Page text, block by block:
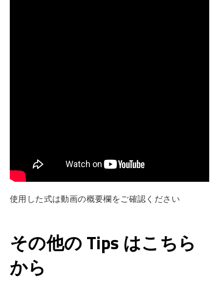
使用した式は動画の概要欄をご確認ください
その他の Tips はこちら
から